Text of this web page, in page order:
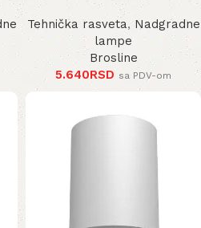
100 mm
Tehnička rasveta, Nadgradne
lampe
Brosline
5.640RSD sa PDV-om